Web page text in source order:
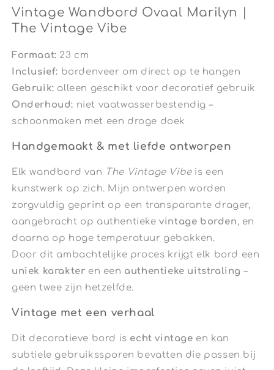
Vibe
Vibe
Vintage Wandbord Ovaal Marilyn |
The Vintage Vibe
Formaat: 23 cm
Inclusief: bordenveer om direct op te hangen
Gebruik: alleen geschikt voor decoratief gebruik
Onderhoud: niet vaatwasserbestendig –
schoonmaken met een droge doek
Handgemaakt & met liefde ontworpen
Elk wandbord van The Vintage Vibeis een
kunstwerk op zich. Mijn ontwerpen worden
zorgvuldig geprint op een transparante drager,
aangebracht op authentiekevintage borden, en
daarna op hoge temperatuur gebakken.
Door dit ambachtelijke proces krijgt elk bord een
uniek karakter en een authentieke uitstraling –
geen twee zijn hetzelfde.
Vintage met een verhaal
Dit decoratieve bord is echt vintage en kan
subtiele gebruikssporen bevatten die passen bij